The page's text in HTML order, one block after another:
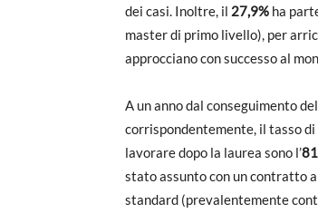
dei casi. Inoltre, il 27,9% ha
master di primo livello), per
approcciano con successo al
A un anno dal conseguimento
corrispondentemente, il tasso
lavorare dopo la laurea sono l’
stato assunto con un contratto
standard (prevalentemente